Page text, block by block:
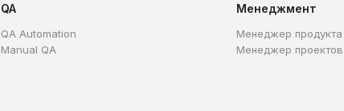
QA
QA Automation
Manual QA
Менеджмент
Менеджер продукта
Менеджер проектов